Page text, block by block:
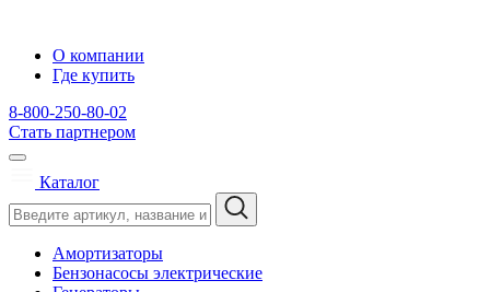
О компании
Где купить
8-800-250-80-02
Стать партнером
Каталог
Амортизаторы
Бензонасосы электрические